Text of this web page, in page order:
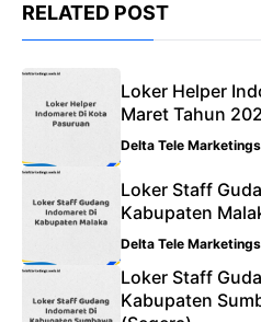
RELATED POST
Loker Helper
Maret Tahun
Delta Tele Marketings
Loker Staff
Kabupaten
Delta Tele Marketings
Loker Staff
Kabupaten